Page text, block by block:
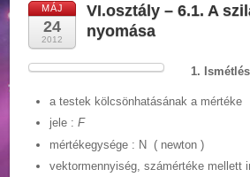
MÁJ
24
2012
VI.osztály – 6.1. A
nyomása
1.
a testek kölcsönhatásának a mértéke
jele :F
mértékegysége : N ( newton )
vektormennyiség, számértéke mellett